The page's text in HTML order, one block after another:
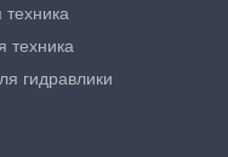
техника
гидравлики